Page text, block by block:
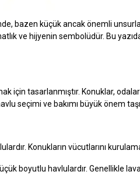
bazen küçük ancak önemli
ve hijyenin sembolüdür. Bu
için tasarlanmıştır. Konuklar,
seçimi ve bakımı büyük önem
Konukların vücutlarını
boyutlu havlulardır. Genellikle